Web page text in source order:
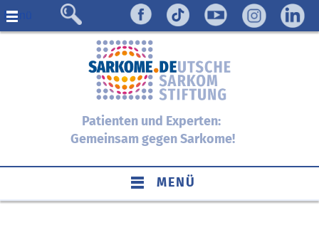
Menü
Patienten und Experten:
Gemeinsam gegen Sarkome!
MENÜ